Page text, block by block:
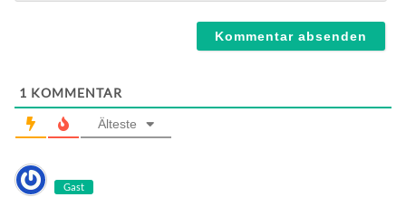
1 KOMMENTAR
Älteste
Gast